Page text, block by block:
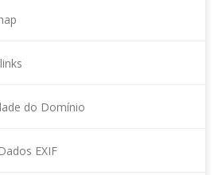
do Domínio
EXIF